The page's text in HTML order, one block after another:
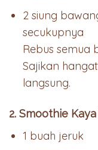
2 siung
secukupnya
Rebus semua
Sajikan
langsung.
2. Smoothie
1 buah jeruk